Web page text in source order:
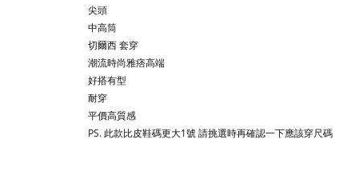
尖頭
中高筒
切爾西 套穿
潮流時尚雅痞高端
好搭有型
耐穿
平價高質感
PS. 此款比皮鞋碼更大1號 請挑選時再確認一下應該穿尺碼